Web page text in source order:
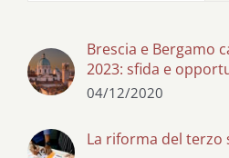
Brescia e Bergamo
2023: sfida e
04/12/2020
La riforma del terzo